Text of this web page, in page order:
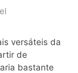
versáteis da
de
bastante